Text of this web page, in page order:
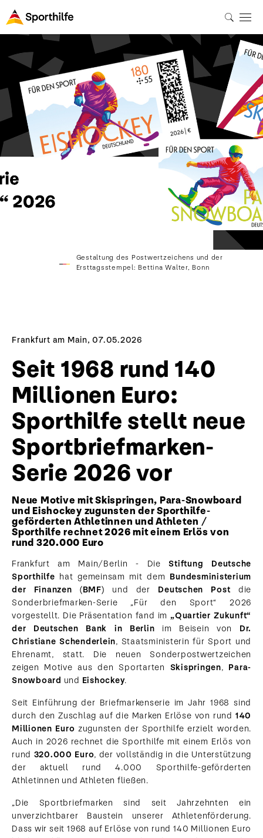
Gestaltung des Postwertzeichens und der
Ersttagsstempel: Bettina Walter, Bonn
Frankfurt am Main, 07.05.2026
Seit 1968 rund 140
Millionen Euro:
Sporthilfe stellt neue
Sportbriefmarken-
Serie 2026 vor
Neue Motive mit Skispringen, Para-Snowboard
und Eishockey zugunsten der Sporthilfe-
geförderten Athletinnen und Athleten /
Sporthilfe rechnet 2026 mit einem Erlös von
rund 320.000 Euro
Frankfurt am Main/Berlin - DieStiftung Deutsche
Sporthilfe hat gemeinsam mit dem Bundesministerium
der Finanzen (BMF) und der Deutschen Post die
Sonderbriefmarken-Serie „Für den Sport“ 2026
vorgestellt. Die Präsentation fand im„Quartier Zukunft“
der Deutschen Bank in Berlin im Beisein von Dr.
Christiane Schenderlein, Staatsministerin für Sport und
Ehrenamt, statt. Die neuen Sonderpostwertzeichen
zeigen Motive aus den Sportarten Skispringen, Para-
Snowboard und Eishockey.
Seit Einführung der Briefmarkenserie im Jahr 1968 sind
durch den Zuschlag auf die Marken Erlöse von rund 140
Millionen Euro zugunsten der Sporthilfe erzielt worden.
Auch in 2026 rechnet die Sporthilfe mit einem Erlös von
rund 320.000 Euro, der vollständig in die Unterstützung
der aktuell rund 4.000 Sporthilfe-geförderten
Athletinnen und Athleten fließen.
„Die Sportbriefmarken sind seit Jahrzehnten ein
unverzichtbarer Baustein unserer Athletenförderung.
Dass wir seit 1968 auf Erlöse von rund 140 Millionen Euro